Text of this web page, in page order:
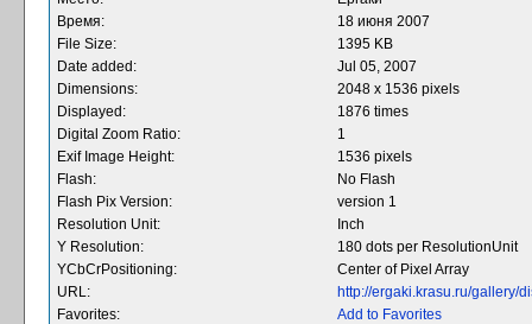
Время:
18 июня 2007
File Size:
1395 KB
Date added:
Jul 05, 2007
Dimensions:
2048 x 1536 pixels
Displayed:
1876 times
Digital Zoom Ratio:
1
Exif Image Height:
1536 pixels
Flash:
No Flash
Flash Pix Version:
version 1
Resolution Unit:
Inch
Y Resolution:
180 dots per ResolutionUnit
YCbCrPositioning:
Center of Pixel Array
URL:
http://ergaki.krasu.ru/gallery/
Favorites:
Add to Favorites